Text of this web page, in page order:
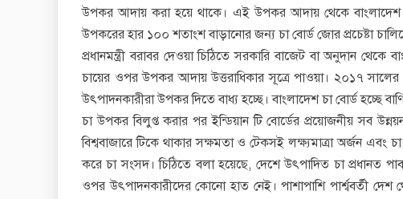
উপকর আদায় করা হয়ে থাকে। এই উপকর আদায় থেকে বাংলাদেশ
উপকরের হার ১০০ শতাংশ বাড়ানোর জন্য চা বোর্ড জোর প্রচেষ্টা
প্রধানমন্ত্রী বরাবর দেওয়া চিঠিতে সরকারি বাজেট বা অনুদান থেকে
চায়ের ওপর উপকর আদায় উত্তরাধিকার সূত্রে পাওয়া। ২০১৭
উৎপাদনকারীরা উপকর দিতে বাধ্য হচ্ছে। বাংলাদেশ চা বোর্ড হচ্ছে
চা উপকর বিলুপ্ত করার পর ইন্ডিয়ান টি বোর্ডের প্রয়োজনীয় সব
বিশ্ববাজারে টিকে থাকার সক্ষমতা ও টেকসই লক্ষ্যমাত্রা অর্জন
করে চা সংসদ। চিঠিতে বলা হয়েছে, দেশে উৎপাদিত চা প্রধানত
ওপর উৎপাদনকারীদের কোনো হাত নেই। পাশাপাশি পার্শ্ববর্তী দেশ